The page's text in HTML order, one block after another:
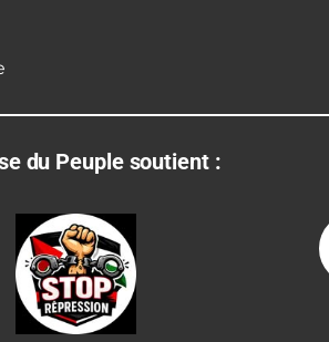
du Peuple soutient :